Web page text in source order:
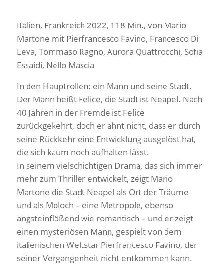
Italien, Frankreich 2022, 118 Min., von Mario
Martone mit Pierfrancesco Favino, Francesco Di
Leva, Tommaso Ragno, Aurora Quattrocchi, Sofia
Essaidi, Nello Mascia
In den Hauptrollen: ein Mann und seine Stadt.
Der Mann heißt Felice, die Stadt ist Neapel. Nach
40 Jahren in der Fremde ist Felice
zurückgekehrt, doch er ahnt nicht, dass er durch
seine Rückkehr eine Entwicklung ausgelöst hat,
die sich kaum noch aufhalten lässt.
In seinem vielschichtigen Drama, das sich immer
mehr zum Thriller entwickelt, zeigt Mario
Martone die Stadt Neapel als Ort der Träume
und als Moloch – eine Metropole, ebenso
angsteinflößend wie romantisch – und er zeigt
einen mysteriösen Mann, gespielt von dem
italienischen Weltstar Pierfrancesco Favino, der
seiner Vergangenheit nicht entkommen kann.